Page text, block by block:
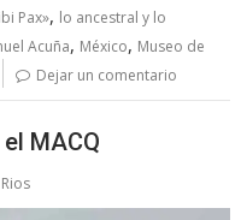
Pax», lo ancestral y lo
Acuña, México, Museo de
Dejar un comentario
MACQ